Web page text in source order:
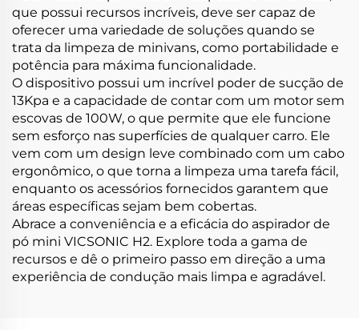
que possui recursos incríveis, deve ser capaz de
oferecer uma variedade de soluções quando se
trata da limpeza de minivans, como portabilidade e
potência para máxima funcionalidade.
O dispositivo possui um incrível poder de sucção de
13Kpa e a capacidade de contar com um motor sem
escovas de 100W, o que permite que ele funcione
sem esforço nas superfícies de qualquer carro. Ele
vem com um design leve combinado com um cabo
ergonômico, o que torna a limpeza uma tarefa fácil,
enquanto os acessórios fornecidos garantem que
áreas específicas sejam bem cobertas.
Abrace a conveniência e a eficácia do aspirador de
pó mini VICSONIC H2. Explore toda a gama de
recursos e dê o primeiro passo em direção a uma
experiência de condução mais limpa e agradável.